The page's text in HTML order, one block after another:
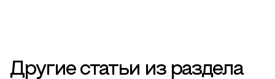
Другие статьи из раздела